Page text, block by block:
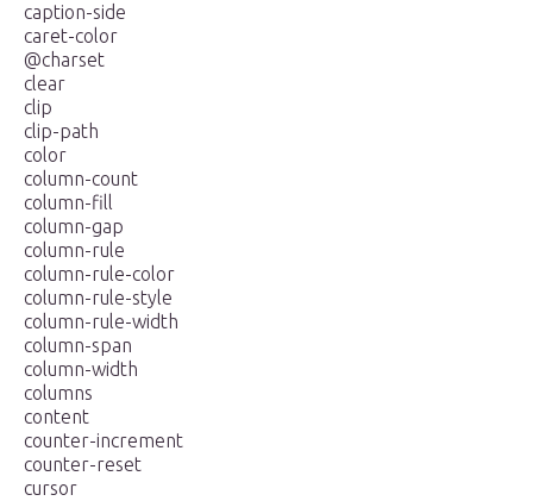
caption-side
caret-color
@charset
clear
clip
clip-path
color
column-count
column-fill
column-gap
column-rule
column-rule-color
column-rule-style
column-rule-width
column-span
column-width
columns
content
counter-increment
counter-reset
cursor